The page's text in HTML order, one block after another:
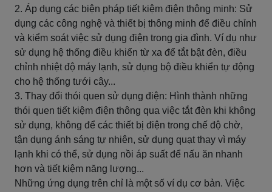
2. Áp dụng các biện pháp tiết kiệm điện thông minh: Sử
dụng các công nghệ và thiết bị thông minh để điều chỉnh
và kiểm soát việc sử dụng điện trong gia đình. Ví dụ như
sử dụng hệ thống điều khiển từ xa để tắt bật đèn, điều
chỉnh nhiệt độ máy lạnh, sử dụng bộ điều khiển tự động
cho hệ thống tưới cây...
3. Thay đổi thói quen sử dụng điện: Hình thành những
thói quen tiết kiệm điện thông qua việc tắt đèn khi không
sử dụng, không để các thiết bị điện trong chế độ chờ,
tận dụng ánh sáng tự nhiên, sử dụng quạt thay vì máy
lạnh khi có thể, sử dụng nồi áp suất để nấu ăn nhanh
hơn và tiết kiệm năng lượng...
Những ứng dụng trên chỉ là một số ví dụ cơ bản. Việc